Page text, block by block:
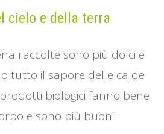
cielo e della terra
raccolte sono più dolci e
tutto il sapore delle calde
biologici fanno bene
e sono più buoni.